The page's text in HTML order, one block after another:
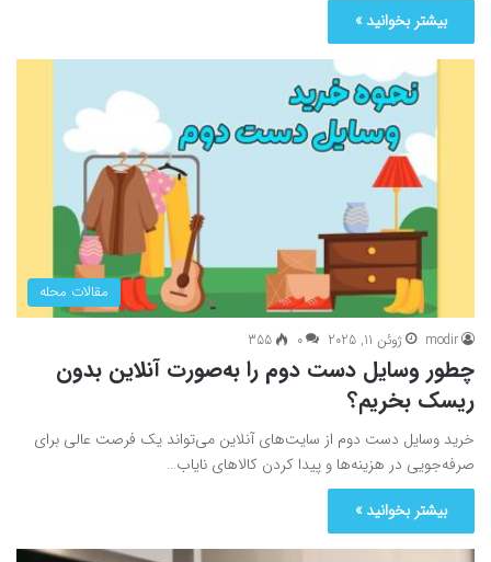
بیشتر بخوانید »
مقالات محله
modir ژوئن 11, 2025 0
355
چطور وسایل دست دوم را به‌صورت آنلاین ‌بدون
ریسک بخریم؟
خرید وسایل دست دوم از سایت‌های آنلاین می‌تواند یک فرصت عالی برای
صرفه‌جویی در هزینه‌ها و پیدا کردن کالاهای نایاب…
بیشتر بخوانید »